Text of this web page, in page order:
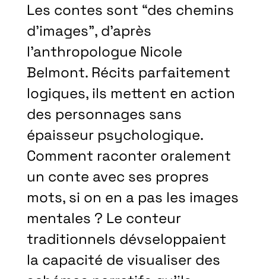
Les contes sont “des chemins
d’images”, d’après
l’anthropologue Nicole
Belmont. Récits parfaitement
logiques, ils mettent en action
des personnages sans
épaisseur psychologique.
Comment raconter oralement
un conte avec ses propres
mots, si on en a pas les images
mentales ? Le conteur
traditionnels dévseloppaient
la capacité de visualiser des